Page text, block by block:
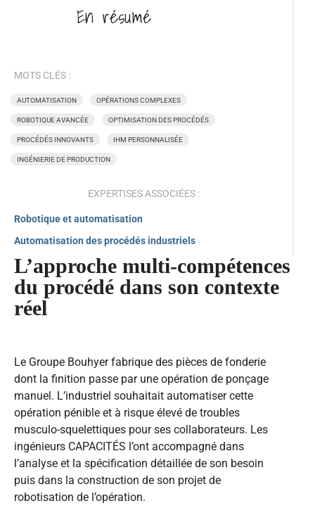
En résumé
MOTS CLÉS :
AUTOMATISATION OPÉRATIONS COMPLEXES
ROBOTIQUE AVANCÉE OPTIMISATION DES PROCÉDÉS
PROCÉDÉS INNOVANTS IHM PERSONNALISÉE
INGÉNIERIE DE PRODUCTION
EXPERTISES ASSOCIÉES :
Robotique et automatisation
Automatisation des procédés industriels
L’approche multi-compétences
du procédé dans son contexte
réel
Le Groupe Bouhyer fabrique des pièces de fonderie
dont la finition passe par une opération de ponçage
manuel. L’industriel souhaitait automatiser cette
opération pénible et à risque élevé de troubles
musculo-squelettiques pour ses collaborateurs. Les
ingénieurs CAPACITÉS l’ont accompagné dans
l’analyse et la spécification détaillée de son besoin
puis dans la construction de son projet de
robotisation de l’opération.